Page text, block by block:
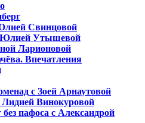
Свинцовой
Юлией Утышевой
Ларионовой
Впечатления
с Зоей Арнаутовой
Винокуровой
пафоса с Александрой